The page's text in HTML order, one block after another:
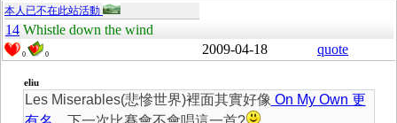
本人已不在此站活動
14 Whistle down the wind
0 0 2009-04-18 quote
eliu
Les Miserables(悲慘世界)裡面其實好像 On My Own 更